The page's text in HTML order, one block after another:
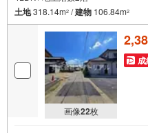
土地318.14m2 /建物 106.84m2
画像22枚
成